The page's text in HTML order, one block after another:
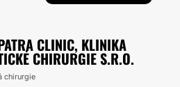
CLINIC, KLINIKA
CHIRURGIE S.R.O.
chirurgie